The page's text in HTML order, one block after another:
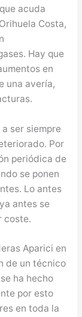
acuda
Costa,
Hay que
en
una avería,
ser siempre
Por
periódica de
se ponen
Lo antes
antes se
coste.
Aparici en
de un técnico
ha hecho
por esto
en toda la